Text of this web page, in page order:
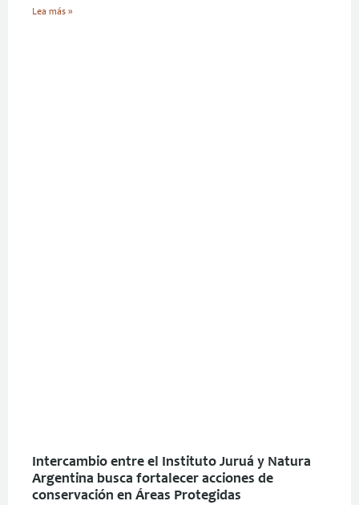
Lea más »
Intercambio entre el Instituto Juruá y Natura
Argentina busca fortalecer acciones de
conservación en Áreas Protegidas